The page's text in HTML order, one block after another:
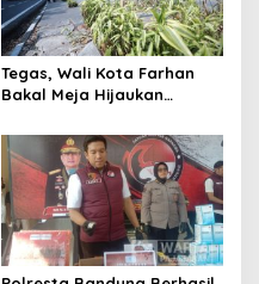
Tegas, Wali Kota Farhan
Bakal Meja Hijaukan
Riau